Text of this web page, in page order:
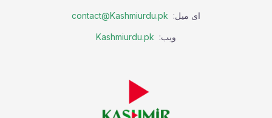
ای میل: contact@Kashmiurdu.pk
ویب: Kashmiurdu.pk